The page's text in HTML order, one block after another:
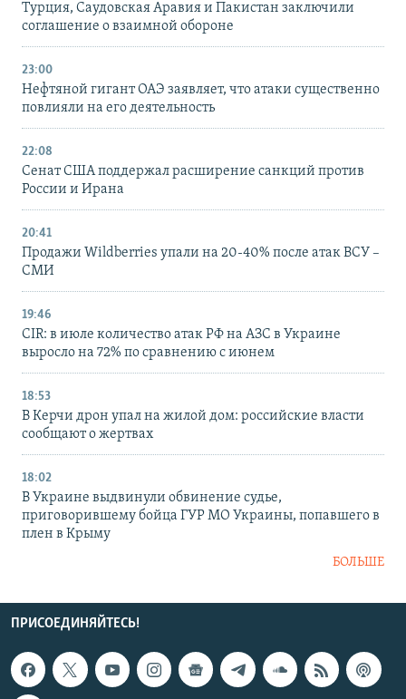
Турция, Саудовская Аравия и Пакистан заключили
соглашение о взаимной обороне
23:00
Нефтяной гигант ОАЭ заявляет, что атаки существенно
повлияли на его деятельность
22:08
Сенат США поддержал расширение санкций против
России и Ирана
20:41
Продажи Wildberries упали на 20-40% после атак ВСУ –
СМИ
19:46
CIR: в июле количество атак РФ на АЗС в Украине
выросло на 72% по сравнению с июнем
18:53
В Керчи дрон упал на жилой дом: российские власти
сообщают о жертвах
18:02
В Украине выдвинули обвинение судье,
приговорившему бойца ГУР МО Украины, попавшего в
плен в Крыму
БОЛЬШЕ
ПРИСОЕДИНЯЙТЕСЬ!